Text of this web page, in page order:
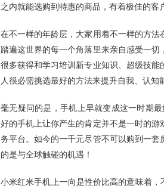
之内就能选购到特惠的商品，有着极佳的客
在不一样的年龄层，大家用着不一样的方
踏遍这世界的每一个角落里来亲自感受一
很多获得和学习培训新专业知识、超级技
人很必需挑选最好的方法来提升自我、认知
毫无疑问的是，手机上早就变成这一时期
好的手机上让你产生的肯定并不是一时的
务平台。如今的一千元尽管不可以购到一
的是与全球触碰的机遇！
小米红米手机上一向是性价比高的意味着